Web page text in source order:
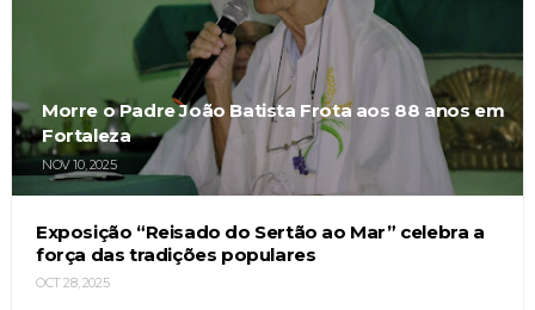
Morre o Padre João Batista Frota aos 88 anos em
Fortaleza
NOV 10, 2025
Exposição “Reisado do Sertão ao Mar” celebra a
força das tradições populares
OCT 28, 2025